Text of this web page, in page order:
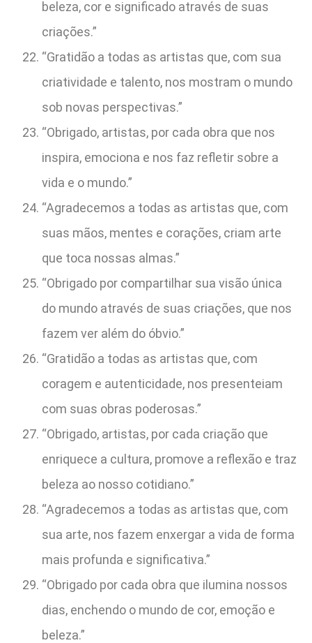
beleza, cor e significado através de suas
criações.”
“Gratidão a todas as artistas que, com sua
criatividade e talento, nos mostram o mundo
sob novas perspectivas.”
“Obrigado, artistas, por cada obra que nos
inspira, emociona e nos faz refletir sobre a
vida e o mundo.”
“Agradecemos a todas as artistas que, com
suas mãos, mentes e corações, criam arte
que toca nossas almas.”
“Obrigado por compartilhar sua visão única
do mundo através de suas criações, que nos
fazem ver além do óbvio.”
“Gratidão a todas as artistas que, com
coragem e autenticidade, nos presenteiam
com suas obras poderosas.”
“Obrigado, artistas, por cada criação que
enriquece a cultura, promove a reflexão e traz
beleza ao nosso cotidiano.”
“Agradecemos a todas as artistas que, com
sua arte, nos fazem enxergar a vida de forma
mais profunda e significativa.”
“Obrigado por cada obra que ilumina nossos
dias, enchendo o mundo de cor, emoção e
beleza.”